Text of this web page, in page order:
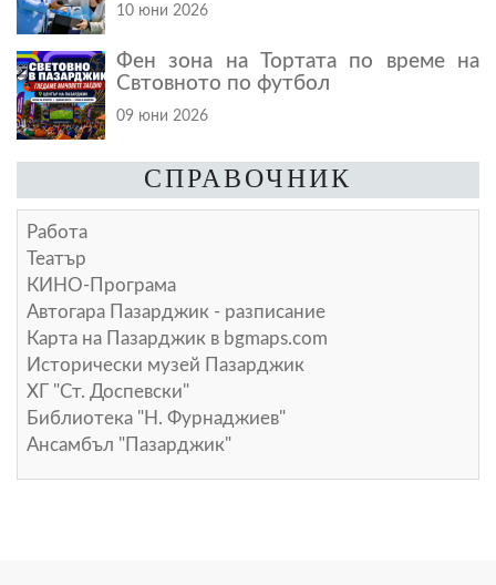
10 юни 2026
Фен зона на Тортата по време на
Свтовното по футбол
09 юни 2026
СПРАВОЧНИК
Работа
Театър
КИНО-Програма
Автогара Пазарджик - разписание
Карта на Пазарджик в bgmaps.com
Исторически музей Пазарджик
ХГ "Ст. Доспевски"
Библиотека "Н. Фурнаджиев"
Ансамбъл "Пазарджик"